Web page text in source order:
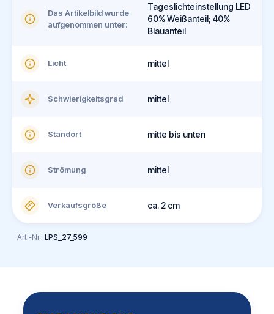
Das Artikelbild wurde
aufgenommen unter:
Tageslichteinstellung LED
60% Weißanteil; 40%
Blauanteil
Licht mittel
Schwierigkeitsgrad mittel
Standort mitte bis unten
Strömung mittel
Verkaufsgröße ca. 2 cm
Art.-Nr.: LPS_27_599